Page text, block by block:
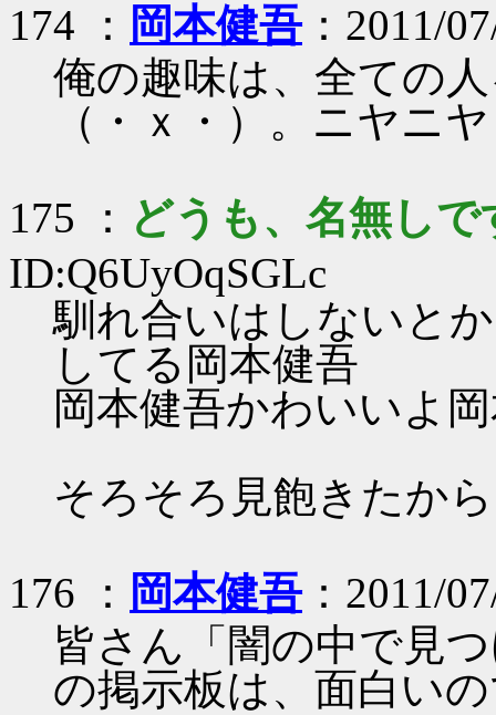
174 ： 岡本健吾：2011/
俺の趣味は、全ての
（・ｘ・）。ニヤニ
175 ： どうも、名無しで
ID:Q6UyOqSGLc
馴れ合いはしないと
してる岡本健吾
岡本健吾かわいいよ
そろそろ見飽きたか
176 ： 岡本健吾：2011/
皆さん「闇の中で見
の掲示板は、面白い